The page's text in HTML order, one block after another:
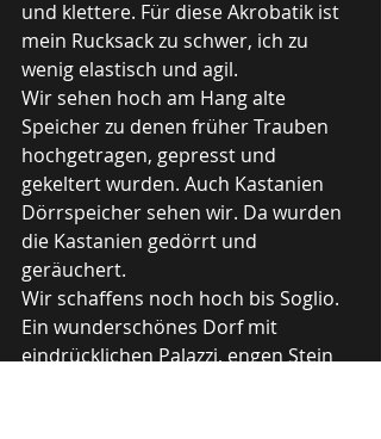
und klettere. Für diese Akrobatik ist
mein Rucksack zu schwer, ich zu
wenig elastisch und agil.
Wir sehen hoch am Hang alte
Speicher zu denen früher Trauben
hochgetragen, gepresst und
gekeltert wurden. Auch Kastanien
Dörrspeicher sehen wir. Da wurden
die Kastanien gedörrt und
geräuchert.
Wir schaffens noch hoch bis Soglio.
Ein wunderschönes Dorf mit
eindrücklichen Palazzi, engen Stein